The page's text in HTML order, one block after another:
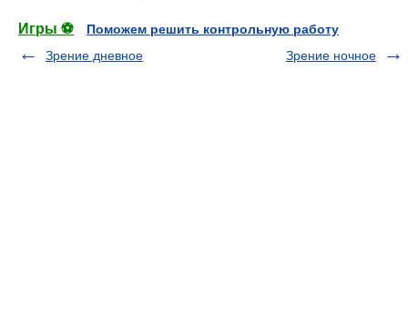
Игры ⚽
Поможем решить контрольную работу
Зрение дневное
Зрение ночное